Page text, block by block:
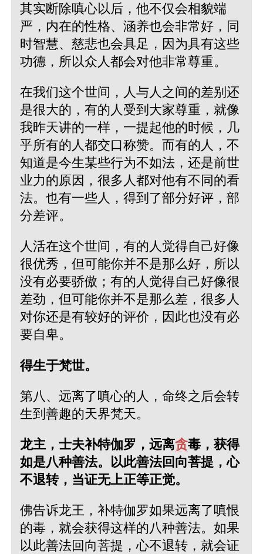
其实断除嗔心以后，他不仅会相貌端
严，内在的性格、涵养也会非常好，同
时智慧、慈悲也会具足，因为具有这些
功德，所以众人都会对他非常尊重。
在我们这个世间，人与人之间的差别还
是很大的，有的人受到大家尊重，就像
我昨天讲的一样，一提起他的时候，几
乎所有的人都交口称赞。而有的人，不
知道是今生某些行为不如法，还是前世
业力的原因，很多人都对他有不同的看
法。也有一些人，得到了部分好评，部
分差评。
人活在这个世间，有的人觉得自己好像
很优秀，但可能你并不是那么好，所以
没有必要骄傲；有的人觉得自己好像很
差劲，但可能你并不是那么差，很多人
对你还是有较好的评价，因此也没有必
要自卑。
得生于梵世。
第八、远离了嗔心的人，命终之后会转
生到善趣的天界梵天。
龙主，士夫补特伽罗，远离贪毒，获得
如是八种善法。以此善法回向菩提，心
不退转，当证无上正等正觉。
佛告诉龙王，补特伽罗如果远离了嗔恨
的毒，就会获得这样的八种善法。如果
以此善法回向菩提，心不退转，就会证